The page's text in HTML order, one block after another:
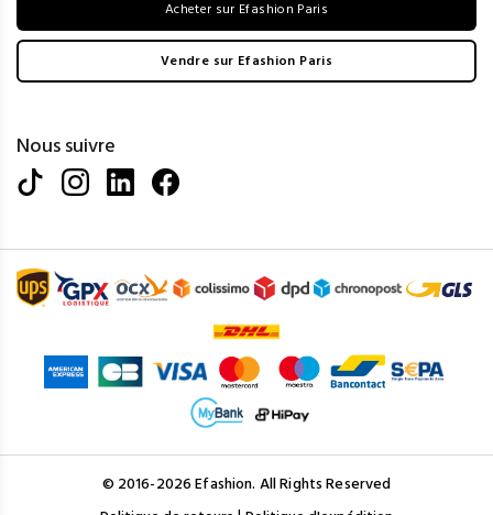
Acheter sur Efashion Paris
Vendre sur Efashion Paris
Nous suivre
© 2016-2026 Efashion. All Rights Reserved